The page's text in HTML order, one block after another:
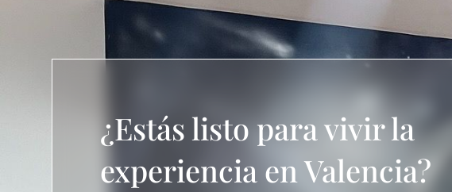
¿Estás listo para vivir la
experiencia en Valencia?